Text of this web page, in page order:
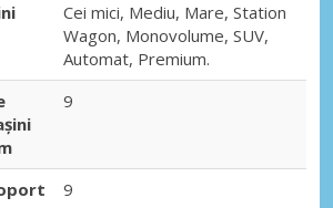
Cei mici, Mediu, Mare, Station
Wagon, Monovolume, SUV,
Automat, Premium.
9
9